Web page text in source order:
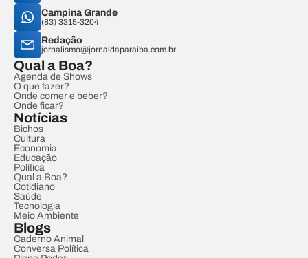
Campina Grande
(83) 3315-3204
Redação
jornalismo@jornaldaparaiba.com.br
Qual a Boa?
Agenda de Shows
O que fazer?
Onde comer e beber?
Onde ficar?
Notícias
Bichos
Cultura
Economia
Educação
Política
Qual a Boa?
Cotidiano
Saúde
Tecnologia
Meio Ambiente
Blogs
Caderno Animal
Conversa Política